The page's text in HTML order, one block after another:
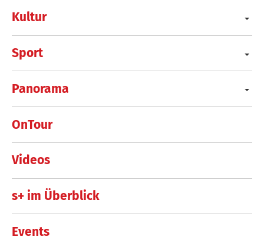
Kultur
Sport
Panorama
OnTour
Videos
s+ im Überblick
Events